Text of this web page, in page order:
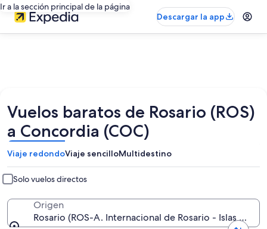
Ir a la sección principal de la página
Descargar la app
Vuelos baratos de Rosario (ROS)
a Concordia (COC)
Viaje redondoViaje sencilloMultidestino
Solo vuelos directos
Origen
Rosario (ROS-A. Internacional de Rosario - Islas